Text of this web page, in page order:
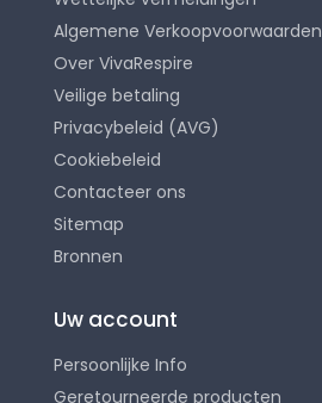
Algemene Verkoopvoorwaarden
Over VivaRespire
Veilige betaling
Privacybeleid (AVG)
Cookiebeleid
Contacteer ons
Sitemap
Bronnen
Uw account
Persoonlijke Info
Geretourneerde producten